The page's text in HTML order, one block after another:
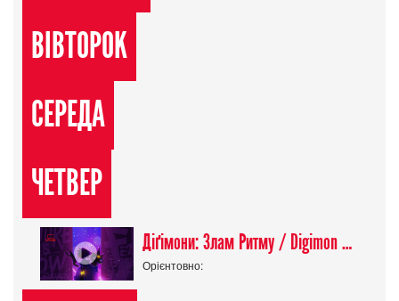
ВІВТОРОК
СЕРЕДА
ЧЕТВЕР
Діґімони: Злам Ритму / Digimon Beatbreak
Орієнтовно: